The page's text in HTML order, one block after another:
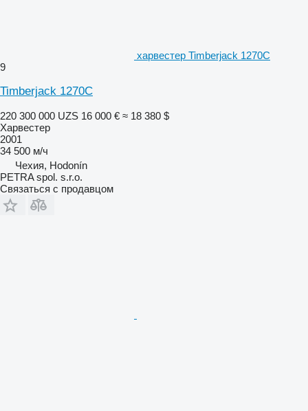
харвестер Timberjack 1270C
9
Timberjack 1270C
220 300 000 UZS 16 000 € ≈ 18 380 $
Харвестер
2001
34 500 м/ч
Чехия, Hodonín
PETRA spol. s.r.o.
Связаться с продавцом